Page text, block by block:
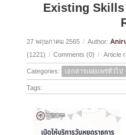
Existing
27 พฤษภาคม 2565 / Author:
(1221) / Comments (0) / Article
Categories: เอกสารเผยแพร่ทั่วไป
Tags: